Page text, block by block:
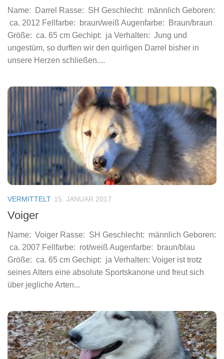
Name: Darrel Rasse: SH Geschlecht: männlich Geboren:
ca. 2012 Fellfarbe: braun/weiß Augenfarbe: Braun/braun
Größe: ca. 65 cm Gechipt: ja Verhalten: Jung und
ungestüm, so durften wir den quirligen Darrel bisher in
unsere Herzen schließen....
VERMITTELT 15. JANUAR 2017
Voiger
Name: Voiger Rasse: SH Geschlecht: männlich Geboren:
ca. 2007 Fellfarbe: rot/weiß Augenfarbe: braun/blau
Größe: ca. 65 cm Gechipt: ja Verhalten: Voiger ist trotz
seines Alters eine absolute Sportskanone und freut sich
über jegliche Arten...